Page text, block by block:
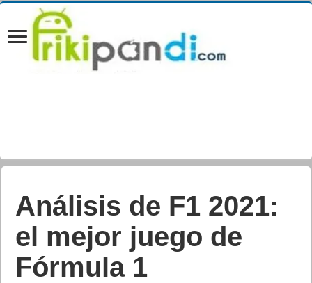
Análisis de F1 2021:
el mejor juego de
Fórmula 1